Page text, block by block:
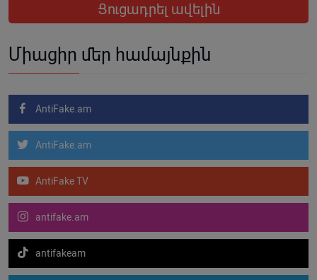
Ցուցադրել ավելին
Միացիր մեր համայնքին
AntiFake.am
AntiFake.am
AntiFake TV
antifake.am
antifakeam